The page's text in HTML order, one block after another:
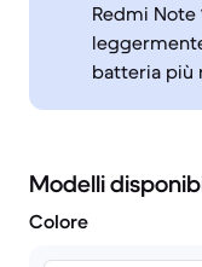
Redmi
batteria più
Modelli
Colore